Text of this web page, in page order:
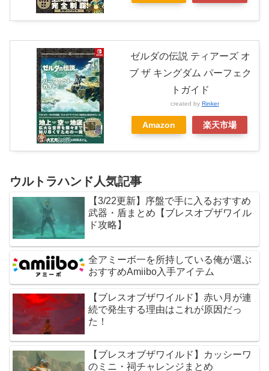
ゼルダの伝説 ティアーズ オ
ブ ザ キングダム パーフェク
トガイド
created by Rinker
Amazon 楽天市場
ウルトラハンド人気記事
【3/22更新】序盤で手に入るおすすめ
武器・盾まとめ【ブレスオブザワイル
ド攻略】
全アミーボ一を所持している俺が選ぶ
おすすめAmiibo入手アイテム
【ブレスオブザワイルド】赤い月が連
続で発生する理由はこれが原因だっ
た！
【ブレスオブザワイルド】カッシーワ
のミニ・祠チャレンジまとめ